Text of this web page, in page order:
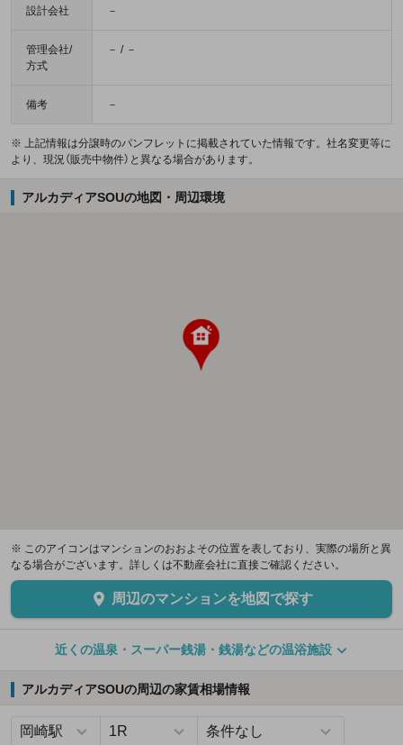
設計会社 －
管理会社/
方式
－ / －
備考 －
※ 上記情報は分譲時のパンフレットに掲載されていた情報です。社名変更等に
より、現況（販売中物件）と異なる場合があります。
アルカディアSOUの地図・周辺環境
※ このアイコンはマンションのおおよその位置を表しており、実際の場所と異
なる場合がございます。詳しくは不動産会社に直接ご確認ください。
周辺のマンションを地図で探す
近くの温泉・スーパー銭湯・銭湯などの温浴施設
アルカディアSOUの周辺の家賃相場情報